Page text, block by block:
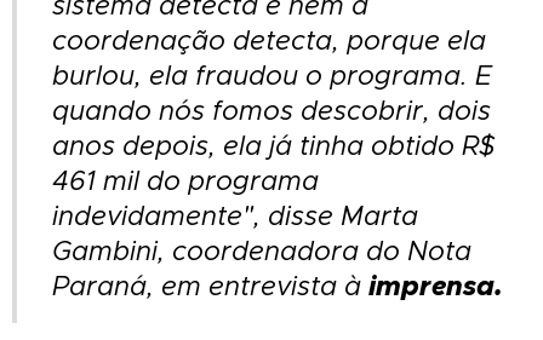
coordenação detecta, porque ela
burlou, ela fraudou o programa. E
quando nós fomos descobrir, dois
anos depois, ela já tinha obtido R$
461 mil do programa
indevidamente", disse Marta
Gambini, coordenadora do Nota
Paraná, em entrevista à imprensa.